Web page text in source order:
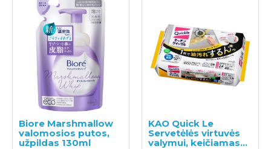
Biore Marshmallow
valomosios putos,
užpildas 130ml
KAO Quick Le
Servetėlės virtuvės
valymui, keičiamas